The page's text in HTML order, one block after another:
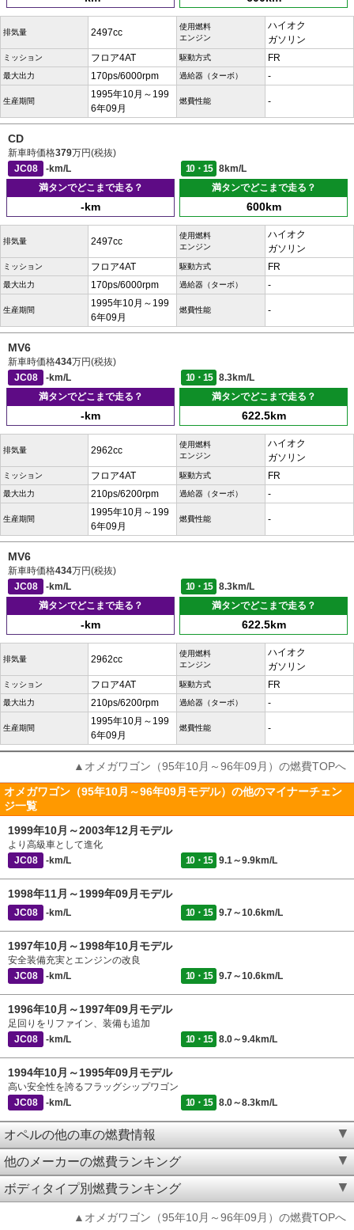
排気量 2497cc
使用燃料
エンジン
ハイオク
ガソリン
ミッション フロア4AT 駆動方式 FR
最大出力 170ps/6000rpm 過給器（ターボ） -
生産期間
1995年10月～199
6年09月
燃費性能 -
CD
新車時価格379万円(税抜)
JC08
-km/L 10・15
8km/L
満タンでどこまで走る？
-km
満タンでどこまで走る？
600km
排気量 2497cc
使用燃料
エンジン
ハイオク
ガソリン
ミッション フロア4AT 駆動方式 FR
最大出力 170ps/6000rpm 過給器（ターボ） -
生産期間
1995年10月～199
6年09月
燃費性能 -
MV6
新車時価格434万円(税抜)
JC08
-km/L 10・15
8.3km/L
満タンでどこまで走る？
-km
満タンでどこまで走る？
622.5km
排気量 2962cc
使用燃料
エンジン
ハイオク
ガソリン
ミッション フロア4AT 駆動方式 FR
最大出力 210ps/6200rpm 過給器（ターボ） -
生産期間
1995年10月～199
6年09月
燃費性能 -
MV6
新車時価格434万円(税抜)
JC08
-km/L 10・15
8.3km/L
満タンでどこまで走る？
-km
満タンでどこまで走る？
622.5km
排気量 2962cc
使用燃料
エンジン
ハイオク
ガソリン
ミッション フロア4AT 駆動方式 FR
最大出力 210ps/6200rpm 過給器（ターボ） -
生産期間
1995年10月～199
6年09月
燃費性能 -
▲オメガワゴン（95年10月～96年09月）の燃費TOPへ
オメガワゴン（95年10月～96年09月モデル）の他のマイナーチェン
ジ一覧
1999年10月～2003年12月モデル
より高級車として進化
JC08
-km/L 10・15 9.1～9.9km/L
1998年11月～1999年09月モデル
JC08 -km/L 10・15 9.7～10.6km/L
1997年10月～1998年10月モデル
安全装備充実とエンジンの改良
JC08
-km/L 10・15 9.7～10.6km/L
1996年10月～1997年09月モデル
足回りをリファイン、装備も追加
JC08
-km/L 10・15 8.0～9.4km/L
1994年10月～1995年09月モデル
高い安全性を誇るフラッグシップワゴン
JC08
-km/L 10・15 8.0～8.3km/L
オペルの他の車の燃費情報
他のメーカーの燃費ランキング
ボディタイプ別燃費ランキング
▲オメガワゴン（95年10月～96年09月）の燃費TOPへ